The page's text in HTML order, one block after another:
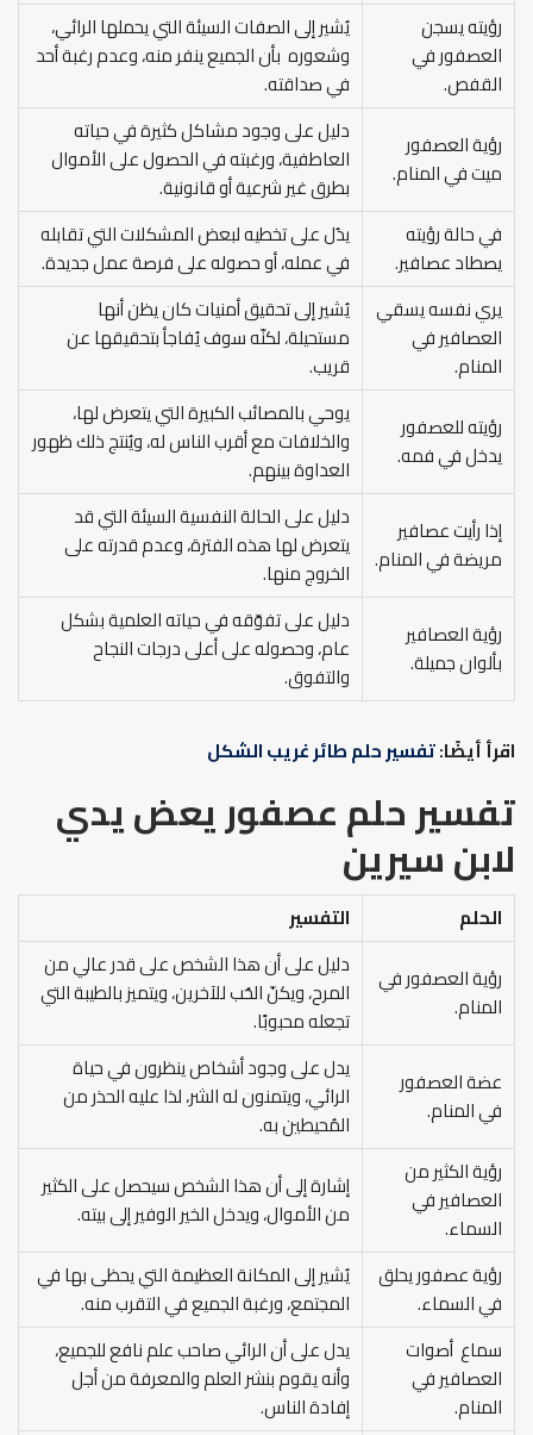
رؤيته يسجن
العصفور في
القفص.
يُشير إلى الصفات السيئة التي يحملها الرائي،
وشعوره بأن الجميع ينفر منه، وعدم رغبة أحد
في صداقته.
رؤية العصفور
ميت في المنام.
دليل على وجود مشاكل كثيرة في حياته
العاطفية، ورغبته في الحصول على الأموال
بطرق غير شرعية أو قانونية.
في حالة رؤيته
يصطاد عصافير.
يدُل على تخطيه لبعض المشكلات التي تقابله
في عمله، أو حصوله على فرصة عمل جديدة.
يري نفسه يسقي
العصافير في
المنام.
يُشير إلى تحقيق أمنيات كان يظن أنها
مستحيلة، لكنّه سوف يُفاجأ بتحقيقها عن
قريب.
رؤيته للعصفور
يدخل في فمه.
يوحي بالمصائب الكبيرة التي يتعرض لها،
والخلافات مع أقرب الناس له، ويُنتج ذلك ظهور
العداوة بينهم.
إذا رأيت عصافير
مريضة في المنام.
دليل على الحالة النفسية السيئة التي قد
يتعرض لها هذه الفترة، وعدم قدرته على
الخروج منها.
رؤية العصافير
بألوان جميلة.
دليل على تفوّقه في حياته العلمية بشكل
عام، وحصوله على أعلى درجات النجاح
والتفوق.
اقرأ أيضًا:تفسير حلم طائر غريب الشكل
تفسير حلم عصفور يعض يدي
لابن سيرين
الحلم
التفسير
رؤية العصفور في
المنام.
دليل على أن هذا الشخص على قدر عالي من
المرح، ويكنّ الحُب للآخرين، ويتميز بالطيبة التي
تجعله محبوبًا.
عضة العصفور
في المنام.
يدل على وجود أشخاص ينظرون في حياة
الرائي، ويتمنون له الشر، لذا عليه الحذر من
المُحيطين به.
رؤية الكثير من
العصافير في
السماء.
إشارة إلى أن هذا الشخص سيحصل على الكثير
من الأموال، ويدخل الخير الوفير إلى بيته.
رؤية عصفور يحلق
في السماء.
يُشير إلى المكانة العظيمة التي يحظى بها في
المجتمع، ورغبة الجميع في التقرب منه.
سماع أصوات
العصافير في
المنام.
يدل على أن الرائي صاحب علم نافع للجميع،
وأنه يقوم بنشر العلم والمعرفة من أجل
إفادة الناس.